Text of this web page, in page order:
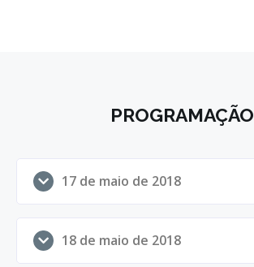
PROGRAMAÇÃO
17 de maio de 2018
18 de maio de 2018